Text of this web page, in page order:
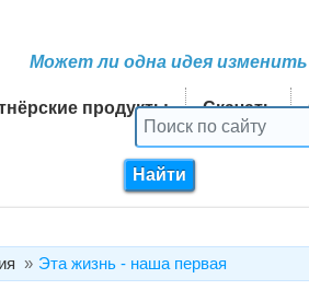
Может ли одна идея
продукты Скачать
Эта жизнь - наша первая